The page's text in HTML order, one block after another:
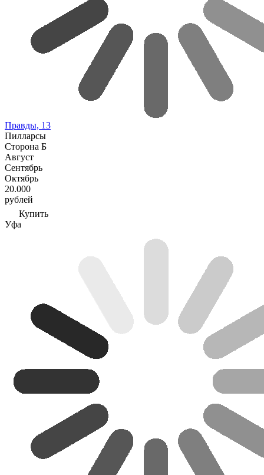
Правды, 13
Пилларсы
Сторона Б
Август
Сентябрь
Октябрь
20.000
рублей
Купить
Уфа